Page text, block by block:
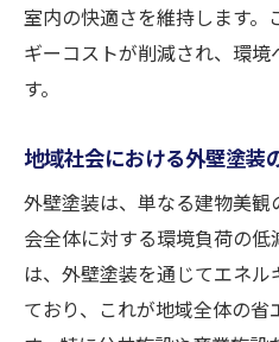
室内の快適さを維持します。
ギーコストが削減され、環
す。
地域社会における外壁塗装
外壁塗装は、単なる建物美
会全体に対する環境負荷の
は、外壁塗装を通じてエネ
ており、これが地域全体の省